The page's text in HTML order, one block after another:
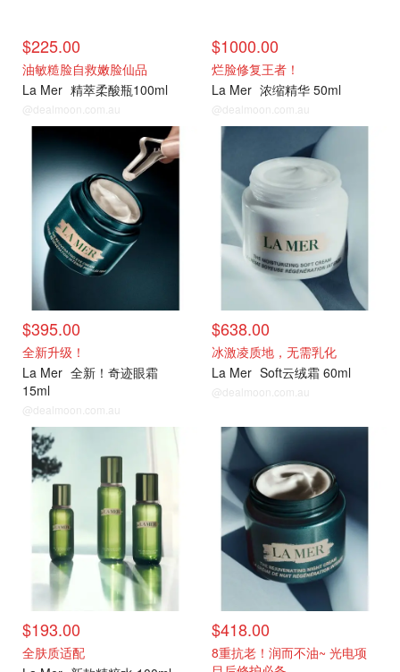
$225.00
油敏糙脸自救嫩脸仙品
La Mer 精萃柔酸瓶100ml
@dealmoon.com.au
$1000.00
烂脸修复王者！
La Mer 浓缩精华 50ml
@dealmoon.com.au
$395.00
全新升级！
La Mer 全新！奇迹眼霜
15ml
@dealmoon.com.au
热门单品
$638.00
冰激凌质地，无需乳化
La Mer Soft云绒霜 60ml
@dealmoon.com.au
热门单品
$193.00
全肤质适配
热门单品
$418.00
8重抗老！润而不油~ 光电项